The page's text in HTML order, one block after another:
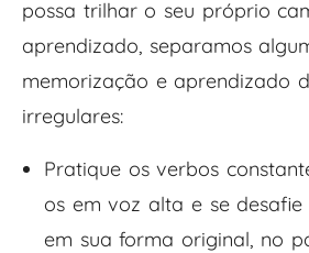
possa trilhar o seu próprio
aprendizado, separamos
memorização e aprendizado
irregulares:
Pratique os verbos
os em voz alta e se
em sua forma original, no